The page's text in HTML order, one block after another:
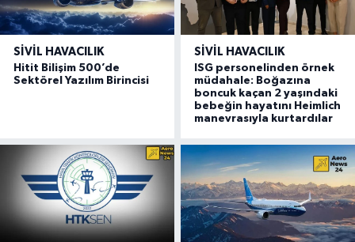
SIVIL HAVACILIK
Hitit Bilişim 500’de
Sektörel Yazılım Birincisi
SIVIL HAVACILIK
ISG personelinden örnek
müdahale: Boğazına
boncuk kaçan 2 yaşındaki
bebeğin hayatını Heimlich
manevrasıyla kurtardılar